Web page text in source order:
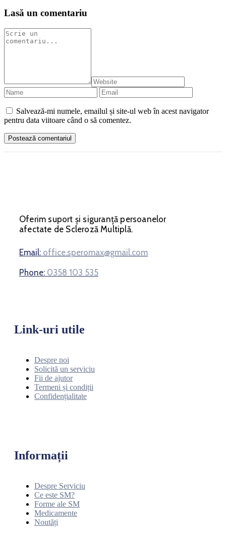
Lasă un comentariu
Salvează-mi numele, emailul și site-ul web în acest navigator
pentru data viitoare când o să comentez.
Oferim suport și siguranță persoanelor
afectate de Scleroză Multiplă.
Email: office.speromax@gmail.com
Phone: 0358 103 535
Link-uri utile
Despre noi
Solicită un serviciu
Fii de ajutor
Termeni și condiții
Confidențialitate
Informații
Despre Serviciu
Ce este SM?
Forme ale SM
Medicamente
Noutăți